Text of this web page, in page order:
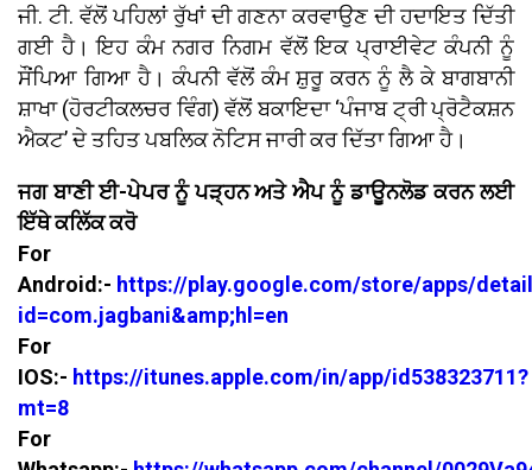
ਜੀ. ਟੀ. ਵੱਲੋਂ ਪਹਿਲਾਂ ਰੁੱਖਾਂ ਦੀ ਗਣਨਾ ਕਰਵਾਉਣ ਦੀ ਹਦਾਇਤ ਦਿੱਤੀ
ਗਈ ਹੈ। ਇਹ ਕੰਮ ਨਗਰ ਨਿਗਮ ਵੱਲੋਂ ਇਕ ਪ੍ਰਾਈਵੇਟ ਕੰਪਨੀ ਨੂੰ
ਸੌਂਪਿਆ ਗਿਆ ਹੈ। ਕੰਪਨੀ ਵੱਲੋਂ ਕੰਮ ਸ਼ੁਰੂ ਕਰਨ ਨੂੰ ਲੈ ਕੇ ਬਾਗਬਾਨੀ
ਸ਼ਾਖਾ (ਹੋਰਟੀਕਲਚਰ ਵਿੰਗ) ਵੱਲੋਂ ਬਕਾਇਦਾ ‘ਪੰਜਾਬ ਟ੍ਰੀ ਪ੍ਰੋਟੈਕਸ਼ਨ
ਐਕਟ’ ਦੇ ਤਹਿਤ ਪਬਲਿਕ ਨੋਟਿਸ ਜਾਰੀ ਕਰ ਦਿੱਤਾ ਗਿਆ ਹੈ।
ਜਗ ਬਾਣੀ ਈ-ਪੇਪਰ ਨੂੰ ਪੜ੍ਹਨ ਅਤੇ ਐਪ ਨੂੰ ਡਾਊਨਲੋਡ ਕਰਨ ਲਈ
ਇੱਥੇ ਕਲਿੱਕ ਕਰੋ
For
Android:- https://play.google.com/store/apps/
id=com.jagbani&amp;hl=en
For
IOS:- https://itunes.apple.com/in/app/id538323711?
mt=8
For